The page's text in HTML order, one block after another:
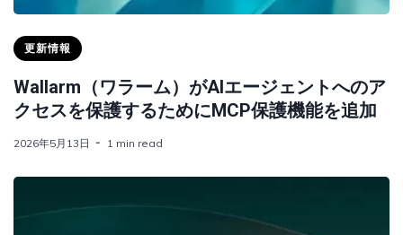
更新情報
Wallarm（ワラーム）がAIエージェントへのア
クセスを保護するためにMCP保護機能を追加
2026年5月13日 1 min read